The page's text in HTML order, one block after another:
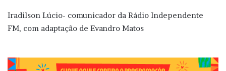
Iradilson Lúcio- comunicador da Rádio Independente
FM, com adaptação de Evandro Matos